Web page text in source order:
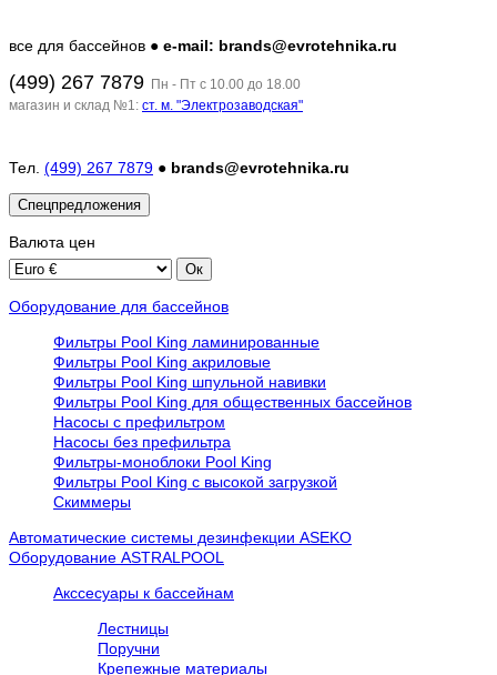
все для бассейнов ● e-mail: brands@evrotehnika.ru
(499) 267 7879 Пн - Пт с 10.00 до 18.00
магазин и склад №1: ст. м. "Электрозаводская"
Тел. (499) 267 7879 ● brands@evrotehnika.ru
Спецпредложения
Валюта цен
Оборудование для бассейнов
Фильтры Pool King ламинированные
Фильтры Pool King акриловые
Фильтры Pool King шпульной навивки
Фильтры Pool King для общественных бассейнов
Насосы с префильтром
Насосы без префильтра
Фильтры-моноблоки Pool King
Фильтры Pool King с высокой загрузкой
Скиммеры
Автоматические системы дезинфекции ASEKO
Оборудование ASTRALPOOL
Акссесуары к бассейнам
Лестницы
Поручни
Крепежные материалы